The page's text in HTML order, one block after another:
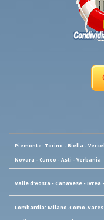
Piemonte: Torino - Biella -
Novara - Cuneo - Asti - Verbania
Valle d'Aosta - Canavese - Ivrea
Lombardia: Milano-Como-